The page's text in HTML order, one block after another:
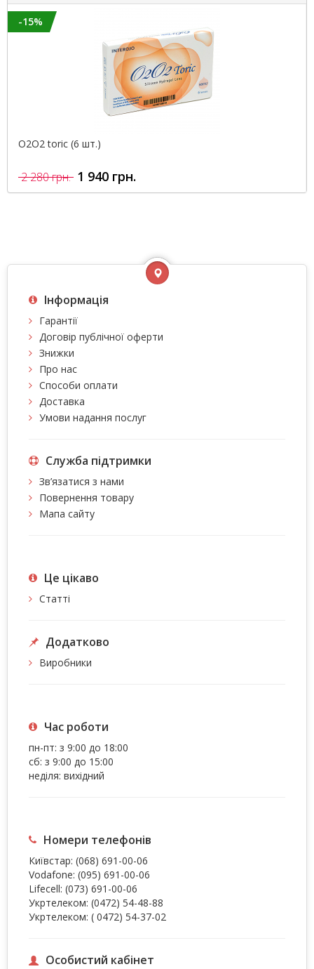
-15%
O2O2 toric (6 шт.)
2 280 грн. 1 940 грн.
Інформація
Гарантії
Договір публічної оферти
Знижки
Про нас
Способи оплати
Доставка
Умови надання послуг
Служба підтримки
Зв’язатися з нами
Повернення товару
Мапа сайту
Це цiкаво
Статті
Додатково
Виробники
Час роботи
пн-пт: з 9:00 до 18:00
сб: з 9:00 до 15:00
неділя: вихідний
Номери телефонів
Київстар: (068) 691-00-06
Vodafone: (095) 691-00-06
Lifecell: (073) 691-00-06
Укртелеком: (0472) 54-48-88
Укртелеком: ( 0472) 54-37-02
Особистий кабінет